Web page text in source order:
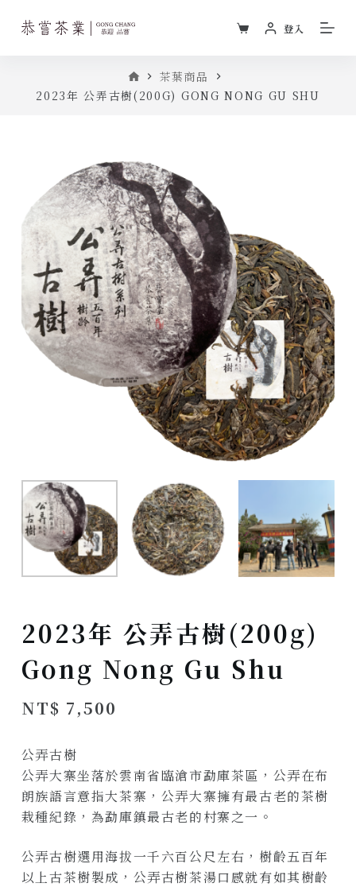
跳
至
登入
首
頁
茶葉商品
2023年 公弄古樹(200G) GONG NONG GU SHU
2023年 公弄古樹(200g)
Gong Nong Gu Shu
NT$ 7,500
公弄古樹
公弄大寨坐落於雲南省臨滄市勐庫茶區，公弄在布
朗族語言意指大茶寨，公弄大寨擁有最古老的茶樹
栽種紀錄，為勐庫鎮最古老的村寨之一。
公弄古樹選用海拔一千六百公尺左右，樹齡五百年
以上古茶樹製成，公弄古樹茶湯口感就有如其樹齡